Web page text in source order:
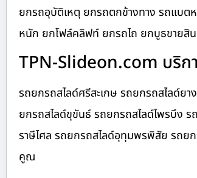
ยกรถอุบัติเหตุ ยกรถตกข้างทาง รถแบต
หนัก ยกโฟล์คลิฟท์ ยกรถไถ ยกบูธขายสิ
TPN-Slideon.com บริก
รถยกรถสไลด์ศรีสะเกษ รถยกรถสไลด์ย
ยกรถสไลด์ขุขันธ์ รถยกรถสไลด์ไพรบึง
ราษีไศล รถยกรถสไลด์อุทุมพรพิสัย รถย
คูณ